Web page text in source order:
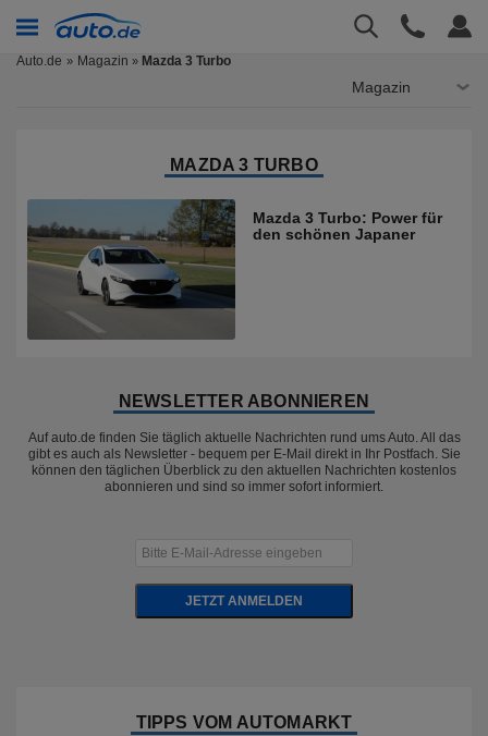
Auto.de Magazin » Mazda 3 Turbo
Magazin
MAZDA 3 TURBO
Mazda 3 Turbo: Power für
den schönen Japaner
NEWSLETTER ABONNIEREN
Auf auto.de finden Sie täglich aktuelle Nachrichten rund ums Auto. All das
gibt es auch als Newsletter - bequem per E-Mail direkt in Ihr Postfach. Sie
können den täglichen Überblick zu den aktuellen Nachrichten kostenlos
abonnieren und sind so immer sofort informiert.
JETZT ANMELDEN
TIPPS VOM AUTOMARKT